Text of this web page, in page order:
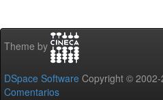
Theme by
DSpace Software Copyright © 2002-
Comentarios